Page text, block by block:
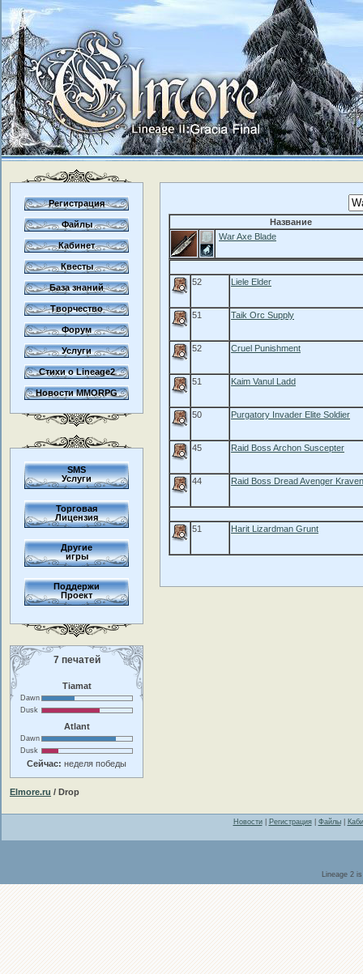
Регистрация
Файлы
Кабинет
Квесты
База знаний
Творчество
Форум
Услуги
Стихи о Lineage2
Новости MMORPG
SMS
Услуги
Торговая
Лицензия
Другие
игры
Поддержи
Проект
7 печатей
Tiamat
Dawn
Dusk
Atlant
Dawn
Dusk
Сейчас: неделя победы
Название
War Axe Blade
52 Liele Elder
51 Taik Orc Supply
52 Cruel Punishment
51 Kaim Vanul Ladd
50 Purgatory Invader Elite Soldier
45 Raid Boss Archon Suscepter
44 Raid Boss Dread Avenger Kraven
51 Harit Lizardman Grunt
Elmore.ru / Drop
Новости| Регистрация| Файлы|
Lineage 2